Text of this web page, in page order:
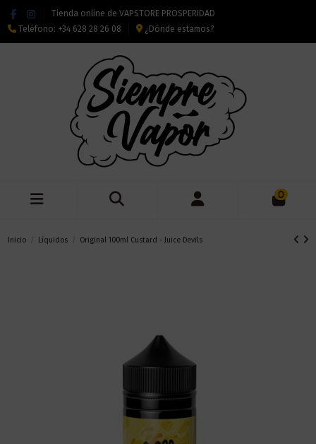
Tienda online de VAPSTORE PROSPERIDAD
Teléfono: +34 628 28 26 08 ¿Dónde estamos?
0
Inicio Líquidos Original 100ml Custard - Juice Devils